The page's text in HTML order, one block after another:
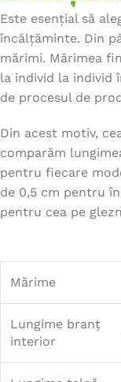
Este esențial să
încălțăminte. Din
mărimi. Mărimea
la individ la individ
de procesul de
Din acest motiv,
comparăm
pentru fiecare
de 0,5 cm pentru
pentru cea pe
Mărime
Lungime branț
interior